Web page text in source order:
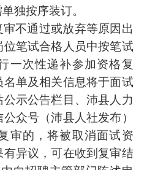
独按序装订。
不通过或放弃等原因出
笔试合格人员中按笔试
一次性递补参加资格复
单及相关信息将于面试
示公告栏目、沛县人力
众号（沛县人社发布）
审的，将被取消面试资
异议，可在收到复审结